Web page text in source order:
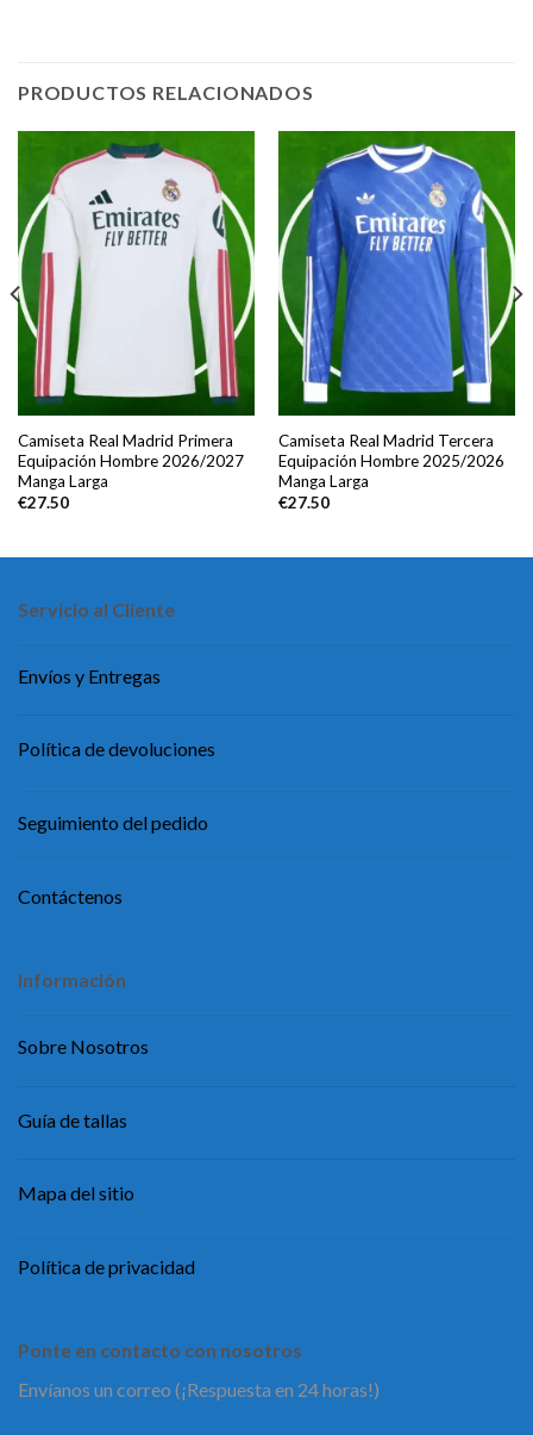
PRODUCTOS RELACIONADOS
Camiseta Real Madrid Primera
Equipación Hombre 2026/2027
Manga Larga
€27.50
Camiseta Real Madrid Tercera
Equipación Hombre 2025/2026
Manga Larga
€27.50
Servicio al Cliente
Envíos y Entregas
Política de devoluciones
Seguimiento del pedido
Contáctenos
Información
Sobre Nosotros
Guía de tallas
Mapa del sitio
Política de privacidad
Ponte en contacto con nosotros
Envíanos un correo (¡Respuesta en 24 horas!)